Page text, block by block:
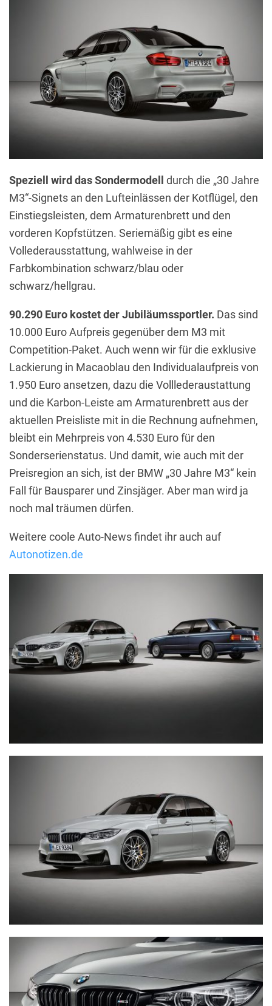
Speziell wird das Sondermodell
durch die „30 Jahre
M3“-Signets an den Lufteinlässen der Kotflügel, den
Einstiegsleisten, dem Armaturenbrett und den
vorderen Kopfstützen. Seriemäßig gibt es eine
Vollederausstattung, wahlweise in der
Farbkombination schwarz/blau oder
schwarz/hellgrau.
90.290 Euro kostet der Jubiläumssportler. Das sind
10.000 Euro Aufpreis gegenüber dem M3 mit
Competition-Paket. Auch wenn wir für die exklusive
Lackierung in Macaoblau den Individualaufpreis von
1.950 Euro ansetzen, dazu die Volllederaustattung
und die Karbon-Leiste am Armaturenbrett aus der
aktuellen Preisliste mit in die Rechnung aufnehmen,
bleibt ein Mehrpreis von 4.530 Euro für den
Sonderserienstatus. Und damit, wie auch mit der
Preisregion an sich, ist der BMW „30 Jahre M3“ kein
Fall für Bausparer und Zinsjäger. Aber man wird ja
noch mal träumen dürfen.
Weitere coole Auto-News findet ihr auch auf
Autonotizen.de